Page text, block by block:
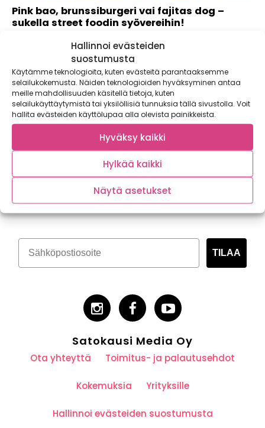
Hallinnoi evästeiden
suostumusta
Käytämme teknologioita, kuten evästeitä parantaaksemme
selailukokemusta. Näiden teknologioiden hyväksyminen antaa
meille mahdollisuuden käsitellä tietoja, kuten
selailukäyttäytymistä tai yksilöllisiä tunnuksia tällä sivustolla. Voit
hallita evästeiden käyttölupaa alla olevista painikkeista.
Hyväksy kaikki
Hylkää kaikki
Näytä asetukset
Pink bao, brunssiburgeri vai fajitas dog –
sukella street foodin syövereihin!
Burgerit ja kuumat koirat ovat tuttuja kavereita katuruoan
maailmasta, mutta miten on aasialaisten bao...
Tilaa kasvispitoinen uutiskirje
TILAA
Satokausi Media Oy
Ota yhteyttä Toimitus- ja palautusehdot
Kokemuksia Yrityksille
Hallinnoi evästeiden suostumusta